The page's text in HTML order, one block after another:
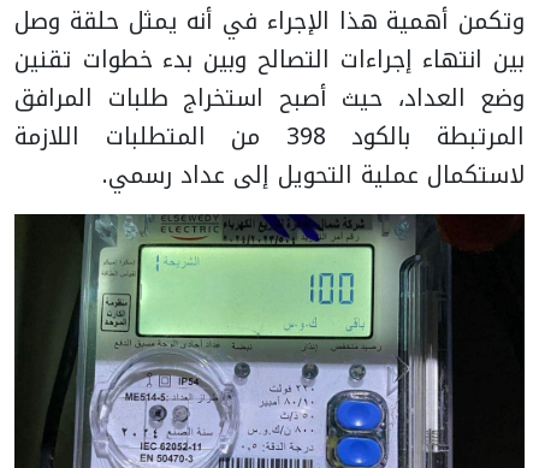
وتكمن أهمية هذا الإجراء في أنه يمثل حلقة وصل
بين انتهاء إجراءات التصالح وبين بدء خطوات تقنين
وضع العداد، حيث أصبح استخراج طلبات المرافق
المرتبطة بالكود 398 من المتطلبات اللازمة
لاستكمال عملية التحويل إلى عداد رسمي.